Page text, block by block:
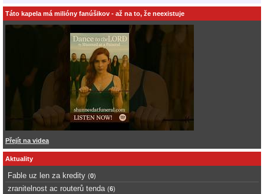
Táto kapela má milióny fanúšikov - až na to, že neexistuje
Přejít na videa
Aktuality
Fable uz len za kredity (0)
zranitelnost ac routerů tenda (6)